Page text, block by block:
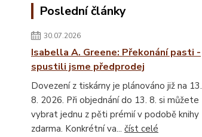
Poslední články
30.07.2026
Isabella A. Greene: Překonání pasti -
spustili jsme předprodej
Dovezení z tiskárny je plánováno již na 13.
8. 2026. Při objednání do 13. 8. si můžete
vybrat jednu z pěti prémií v podobě knihy
zdarma. Konkrétní va... číst celé